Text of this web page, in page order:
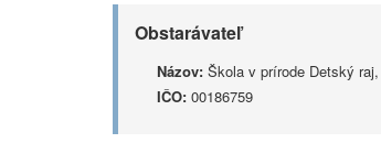
Obstarávateľ
Názov: Škola v prírode Detský
IČO: 00186759